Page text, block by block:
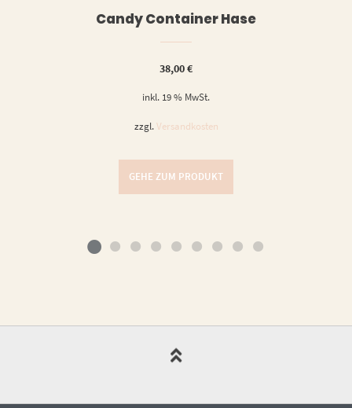
Candy Container Hase
38,00€
inkl. 19 % MwSt.
zzgl. Versandkosten
GEHE ZUM PRODUKT